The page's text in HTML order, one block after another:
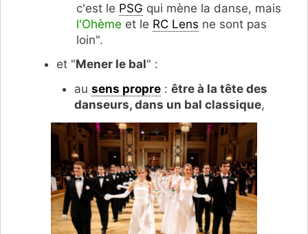
c'est le PSG qui mène la danse, mais
l'Ohème et le RC Lens ne sont pas
loin".
et "Mener le bal" :
au sens propre: être à la tête des
danseurs, dans un bal classique,